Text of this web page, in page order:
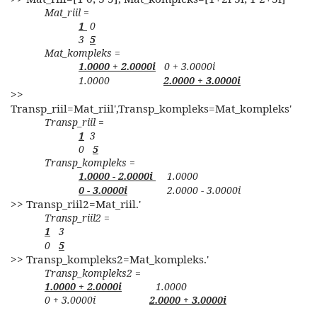
Mat_riil =
1 0
3 5
Mat_kompleks =
1.0000 + 2.0000i 0 + 3.0000i
1.0000 2.0000 + 3.0000i
>>
Transp_riil=Mat_riil',Transp_kompleks=Mat_kompleks'
Transp_riil =
1 3
0 5
Transp_kompleks =
1.0000 - 2.0000i
1.0000
0 - 3.0000i 2.0000 - 3.0000i
>> Transp_riil2=Mat_riil.'
Transp_riil2 =
1 3
0
5
>> Transp_kompleks2=Mat_kompleks.'
Transp_kompleks2 =
1.0000 + 2.0000i 1.0000
0 + 3.0000i 2.0000 + 3.0000i